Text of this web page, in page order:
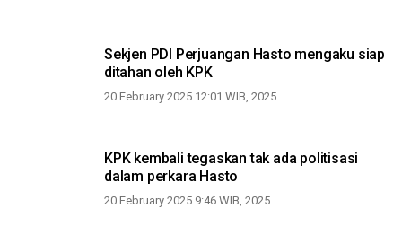
Sekjen PDI Perjuangan Hasto mengaku siap
ditahan oleh KPK
20 February 2025 12:01 WIB, 2025
KPK kembali tegaskan tak ada politisasi
dalam perkara Hasto
20 February 2025 9:46 WIB, 2025